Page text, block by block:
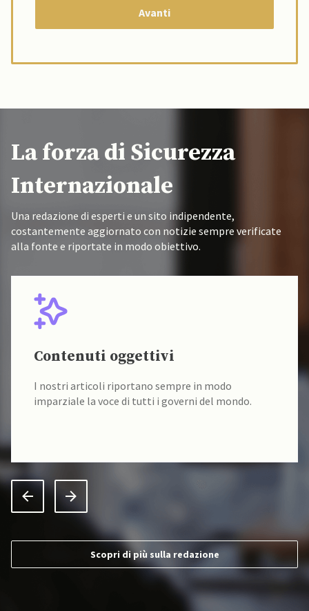
La forza di Sicurezza
Internazionale
Una redazione di esperti e un sito indipendente,
costantemente aggiornato con notizie sempre verificate
alla fonte e riportate in modo obiettivo.
Contenuti oggettivi
I nostri articoli riportano sempre in modo
imparziale la voce di tutti i governi del mondo.
Scopri di più sulla redazione